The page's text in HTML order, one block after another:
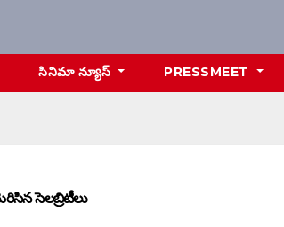
సినిమా న్యూస్ PRESSMEET
సెలబ్రిటీలు